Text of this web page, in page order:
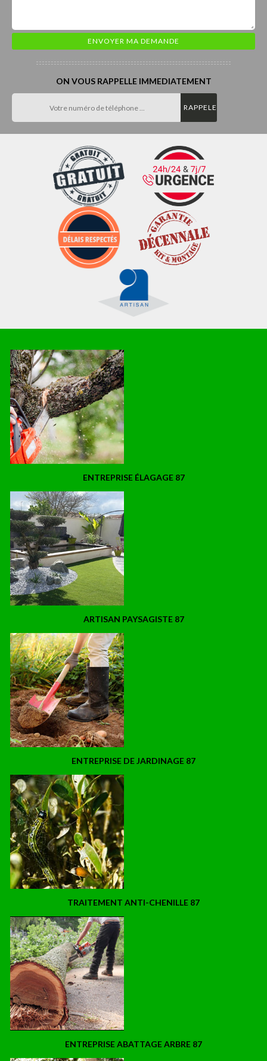
ON VOUS RAPPELLE IMMEDIATEMENT
ENTREPRISE ÉLAGAGE 87
ARTISAN PAYSAGISTE 87
ENTREPRISE DE JARDINAGE 87
TRAITEMENT ANTI-CHENILLE 87
ENTREPRISE ABATTAGE ARBRE 87